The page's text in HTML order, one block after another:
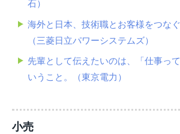
石）
海外と日本、技術職とお客様をつな
（三菱日立パワーシステムズ）
先輩として伝えたいのは、「仕事っ
いうこと。（東京電力）
小売